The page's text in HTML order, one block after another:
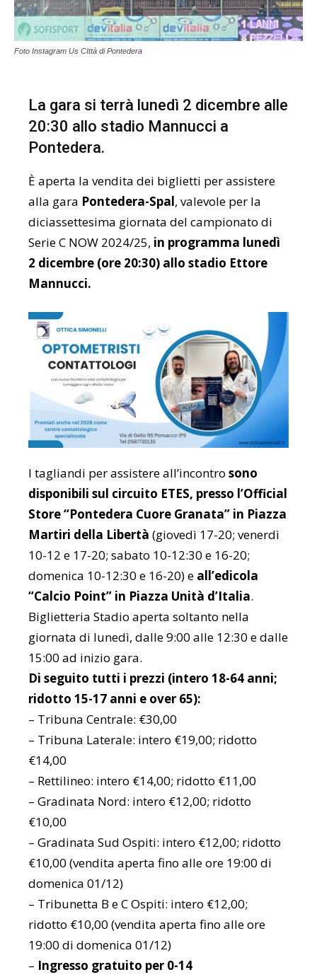
Foto Instagram Us CIttà di Pontedera
La gara si terrà lunedì 2 dicembre alle
20:30 allo stadio Mannucci a
Pontedera.
È aperta la vendita dei biglietti per assistere
alla gara Pontedera-Spal, valevole per la
diciassettesima giornata del campionato di
Serie C NOW 2024/25, in programma lunedì
2 dicembre (ore 20:30) allo stadio Ettore
Mannucci.
I tagliandi per assistere all’incontro sono
disponibili sul circuito ETES, presso l’Official
Store “Pontedera Cuore Granata” in Piazza
Martiri della Libertà (giovedì 17-20; venerdì
10-12 e 17-20; sabato 10-12:30 e 16-20;
domenica 10-12:30 e 16-20) e all’edicola
“Calcio Point” in Piazza Unità d’Italia.
Biglietteria Stadio aperta soltanto nella
giornata di lunedì, dalle 9:00 alle 12:30 e dalle
15:00 ad inizio gara.
Di seguito tutti i prezzi (intero 18-64 anni;
ridotto 15-17 anni e over 65):
– Tribuna Centrale: €30,00
– Tribuna Laterale: intero €19,00; ridotto
€14,00
– Rettilineo: intero €14,00; ridotto €11,00
– Gradinata Nord: intero €12,00; ridotto
€10,00
– Gradinata Sud Ospiti: intero €12,00; ridotto
€10,00 (vendita aperta fino alle ore 19:00 di
domenica 01/12)
– Tribunetta B e C Ospiti: intero €12,00;
ridotto €10,00 (vendita aperta fino alle ore
19:00 di domenica 01/12)
– Ingresso gratuito per 0-14